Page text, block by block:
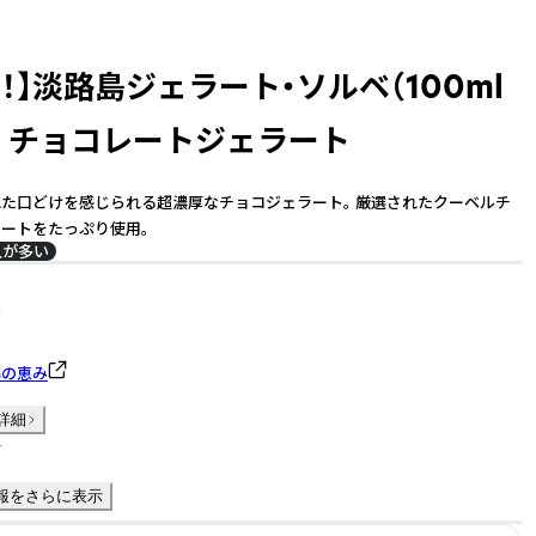
】淡路島ジェラート・ソルベ（100ml
チョコレートジェラート
口どけを感じられる超濃厚なチョコジェラート。 厳選されたクーベルチ
トをたっぷり使用。
多い
恵み
細
をさらに表示